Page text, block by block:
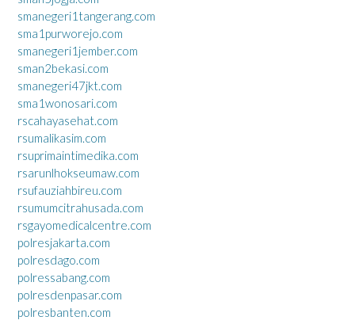
smanegeri1tangerang.com
sma1purworejo.com
smanegeri1jember.com
sman2bekasi.com
smanegeri47jkt.com
sma1wonosari.com
rscahayasehat.com
rsumalikasim.com
rsuprimaintimedika.com
rsarunlhokseumaw.com
rsufauziahbireu.com
rsumumcitrahusada.com
rsgayomedicalcentre.com
polresjakarta.com
polresdago.com
polressabang.com
polresdenpasar.com
polresbanten.com